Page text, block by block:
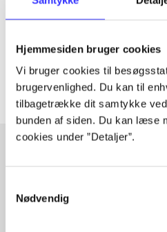
Hjemmesiden bruger cookies
Vi bruger cookies til
brugervenlighed. Du kan til
tilbagetrække dit samtykke
bunden af siden. Du kan læse
cookies under ”Detaljer”.
Nødvendig
lorem ipsum dolor sit
Artiklerne i handler ofte om
Fra